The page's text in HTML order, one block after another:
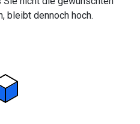
bleibt dennoch hoch.